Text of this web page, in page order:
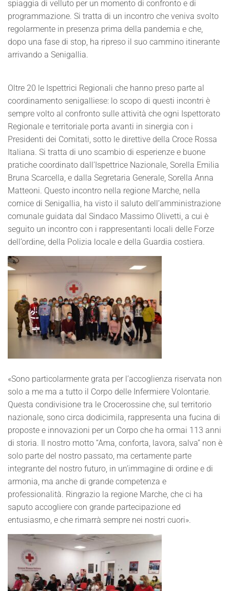
spiaggia di velluto per un momento di confronto e di
programmazione. Si tratta di un incontro che veniva svolto
regolarmente in presenza prima della pandemia e che,
dopo una fase di stop, ha ripreso il suo cammino itinerante
arrivando a Senigallia.
Oltre 20 le Ispettrici Regionali che hanno preso parte al
coordinamento senigalliese: lo scopo di questi incontri è
sempre volto al confronto sulle attività che ogni Ispettorato
Regionale e territoriale porta avanti in sinergia con i
Presidenti dei Comitati, sotto le direttive della Croce Rossa
Italiana. Si tratta di uno scambio di esperienze e buone
pratiche coordinato dall’Ispettrice Nazionale, Sorella Emilia
Bruna Scarcella, e dalla Segretaria Generale, Sorella Anna
Matteoni. Questo incontro nella regione Marche, nella
cornice di Senigallia, ha visto il saluto dell’amministrazione
comunale guidata dal Sindaco Massimo Olivetti, a cui è
seguito un incontro con i rappresentanti locali delle Forze
dell’ordine, della Polizia locale e della Guardia costiera.
«Sono particolarmente grata per l’accoglienza riservata non
solo a me ma a tutto il Corpo delle Infermiere Volontarie.
Questa condivisione tra le Crocerossine che, sul territorio
nazionale, sono circa dodicimila, rappresenta una fucina di
proposte e innovazioni per un Corpo che ha ormai 113 anni
di storia. Il nostro motto “Ama, conforta, lavora, salva” non è
solo parte del nostro passato, ma certamente parte
integrante del nostro futuro, in un’immagine di ordine e di
armonia, ma anche di grande competenza e
professionalità. Ringrazio la regione Marche, che ci ha
saputo accogliere con grande partecipazione ed
entusiasmo, e che rimarrà sempre nei nostri cuori».